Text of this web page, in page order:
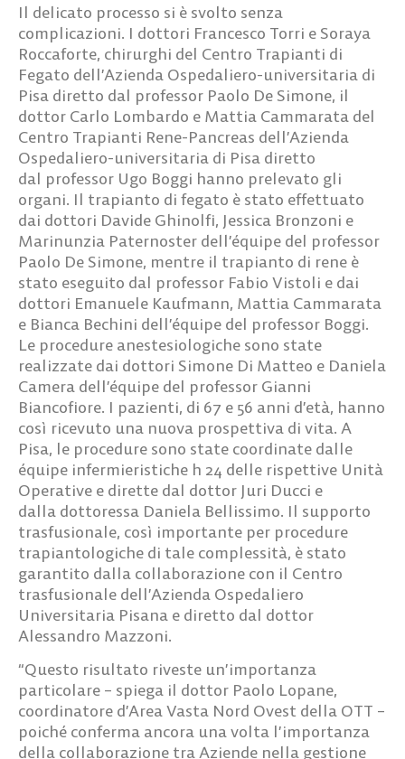
Il delicato processo si è svolto senza
complicazioni. I dottori Francesco Torri e Soraya
Roccaforte, chirurghi del Centro Trapianti di
Fegato dell’Azienda Ospedaliero-universitaria di
Pisa diretto dal professor Paolo De Simone, il
dottor Carlo Lombardo e Mattia Cammarata del
Centro Trapianti Rene-Pancreas dell’Azienda
Ospedaliero-universitaria di Pisa diretto
dal professor Ugo Boggi hanno prelevato gli
organi. Il trapianto di fegato è stato effettuato
dai dottori Davide Ghinolfi, Jessica Bronzoni e
Marinunzia Paternoster dell’équipe del professor
Paolo De Simone, mentre il trapianto di rene è
stato eseguito dal professor Fabio Vistoli e dai
dottori Emanuele Kaufmann, Mattia Cammarata
e Bianca Bechini dell’équipe del professor Boggi.
Le procedure anestesiologiche sono state
realizzate dai dottori Simone Di Matteo e Daniela
Camera dell’équipe del professor Gianni
Biancofiore. I pazienti, di 67 e 56 anni d’età, hanno
così ricevuto una nuova prospettiva di vita. A
Pisa, le procedure sono state coordinate dalle
équipe infermieristiche h 24 delle rispettive Unità
Operative e dirette dal dottor Juri Ducci e
dalla dottoressa Daniela Bellissimo. Il supporto
trasfusionale, così importante per procedure
trapiantologiche di tale complessità, è stato
garantito dalla collaborazione con il Centro
trasfusionale dell’Azienda Ospedaliero
Universitaria Pisana e diretto dal dottor
Alessandro Mazzoni.
“Questo risultato riveste un’importanza
particolare – spiega il dottor Paolo Lopane,
coordinatore d’Area Vasta Nord Ovest della OTT –
poiché conferma ancora una volta l’importanza
della collaborazione tra Aziende nella gestione